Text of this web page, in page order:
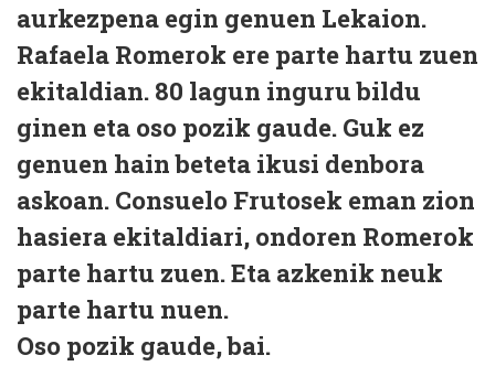
aurkezpena egin genuen Lekaion.
Rafaela Romerok ere parte hartu zuen
ekitaldian. 80 lagun inguru bildu
ginen eta oso pozik gaude. Guk ez
genuen hain beteta ikusi denbora
askoan. Consuelo Frutosek eman zion
hasiera ekitaldiari, ondoren Romerok
parte hartu zuen. Eta azkenik neuk
parte hartu nuen.
Oso pozik gaude, bai.